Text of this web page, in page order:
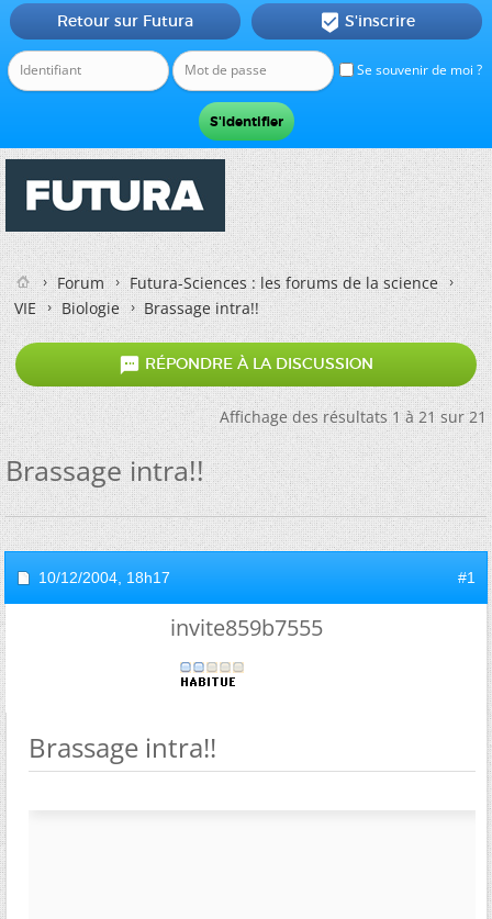
Se souvenir de moi ?
Retour sur Futura  S'inscrire
Forum
Futura-Sciences : les forums de la science
VIE
Biologie Brassage intra!!
 RÉPONDRE À LA DISCUSSION
Affichage des résultats 1 à 21 sur 21
Brassage intra!!
10/12/2004, 18h17 #1
invite859b7555
Brassage intra!!